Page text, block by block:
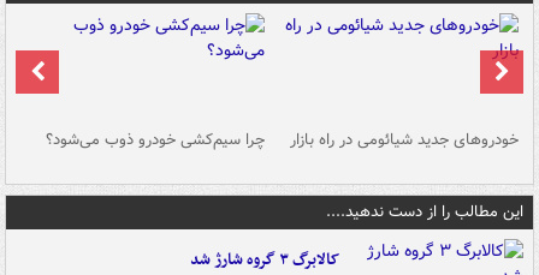
خودروهای جدید شیائومی در راه بازار چرا سیم‌کشی خودرو ذوب می‌شود؟
این مطالب را از دست ندهید....
کالابرگ ۳ گروه شارژ شد